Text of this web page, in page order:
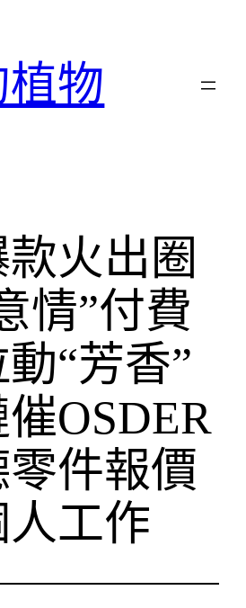
植物
火出圈
情”付費
“芳香”
OSDER
件報價
工作